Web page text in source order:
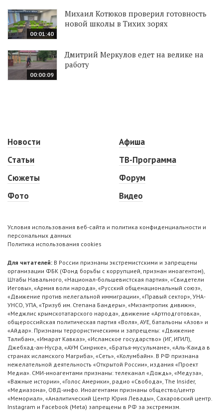
00:01:40
Михаил Котюков проверил готовность
новой школы в Тихих зорях
00:00:09
Дмитрий Меркулов едет на велике на
работу
Новости
Статьи
Сюжеты
Фото
Афиша
ТВ-Программа
Форум
Видео
Условия использования веб-сайта и политика конфиденциальности и
персональных данных
Политика использования cookies
Для читателей: В России признаны экстремистскими и запрещены
организации ФБК (Фонд борьбы с коррупцией, признан иноагентом),
Штабы Навального, «Национал-большевистская партия», «Свидетели
Иеговы», «Армия воли народа», «Русский общенациональный союз»,
«Движение против нелегальной иммиграции», «Правый сектор», УНА-
УНСО, УПА, «Тризуб им. Степана Бандеры», «Мизантропик дивижн»,
«Меджлис крымскотатарского народа», движение «Артподготовка»,
общероссийская политическая партия «Воля», АУЕ, батальоны «Азов» и
«Айдар». Признаны террористическими и запрещены: «Движение
Талибан», «Имарат Кавказ», «Исламское государство» (ИГ, ИГИЛ),
Джебхад-ан-Нусра, «АУМ Синрике», «Братья-мусульмане», «Аль-Каида в
странах исламского Магриба», «Сеть», «Колумбайн». В РФ признана
нежелательной деятельность «Открытой России», издания «Проект
Медиа». СМИ-иноагентами признаны: телеканал «Дождь», «Медуза»,
«Важные истории», «Голос Америки», радио «Свобода», The Insider,
«Медиазона», ОВД-инфо. Иноагентами признаны общество/центр
«Мемориал», «Аналитический Центр Юрия Левады», Сахаровский центр.
Instagram и Facebook (Metа) запрещены в РФ за экстремизм.